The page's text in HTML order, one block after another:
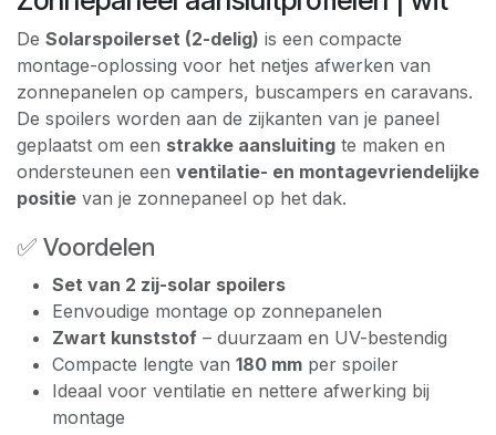
De Solarspoilerset (2-delig) is een compacte
montage-oplossing voor het netjes afwerken van
zonnepanelen op campers, buscampers en caravans.
De spoilers worden aan de zijkanten van je paneel
geplaatst om een strakke aansluiting te maken en
ondersteunen een ventilatie- en montagevriendelijke
positie van je zonnepaneel op het dak.
✅ Voordelen
Set van 2 zij-solar spoilers
Eenvoudige montage op zonnepanelen
Zwart kunststof – duurzaam en UV-bestendig
Compacte lengte van 180 mm per spoiler
Ideaal voor ventilatie en nettere afwerking bij
montage